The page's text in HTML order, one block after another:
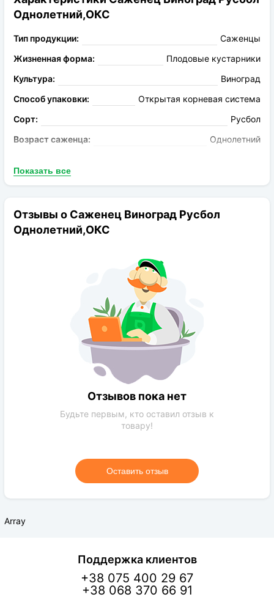
Морозостойкостьна достойном уровне. Понижение
утеплени
Однолетний,ОКС
Тип продукции:
Саженцы
Жизненная форма:
Плодовые кустарники
Культура:
Виноград
Способ упаковки:
Открытая корневая система
Сорт:
Русбол
Возраст саженца:
Однолетний
Цвет плода:
Вес ягод:
Срок вызревания:
Показать все
Отзывы о Саженец Виноград Русбол
Однолетний,ОКС
Отзывов пока нет
Будьте первым, кто оставил отзыв к
товару!
Оставить отзыв
Array
Поддержка клиентов
+38 075 400 29 67
+38 068 370 66 91